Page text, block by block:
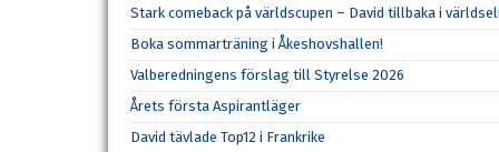
Stark comeback på världscupen – David tillbaka i
Boka sommarträning i Åkeshovshallen!
Valberedningens förslag till Styrelse 2026
Årets första Aspirantläger
David tävlade Top12 i Frankrike